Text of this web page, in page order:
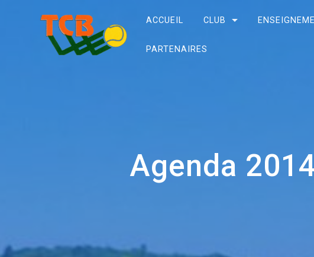
ACCUEIL CLUB
PARTENAIRES
Agenda